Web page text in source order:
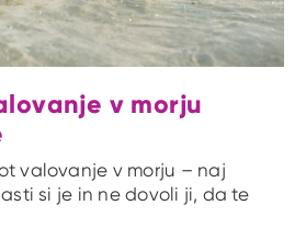
v morju
valovanje v morju – naj
si je in ne dovoli ji, da te